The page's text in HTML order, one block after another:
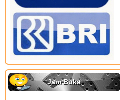
Jam Buka